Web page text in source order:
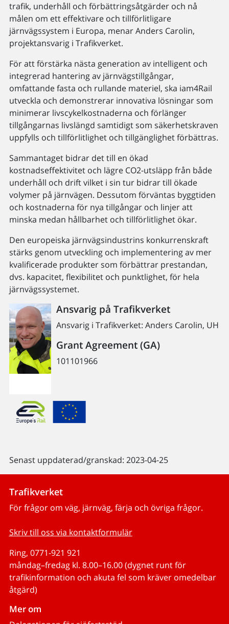
trafik, underhåll och förbättringsåtgärder och nå
målen om ett effektivare och tillförlitligare
järnvägssystem i Europa, menar Anders Carolin,
projektansvarig i Trafikverket.
För att förstärka nästa generation av intelligent och
integrerad hantering av järnvägstillgångar,
omfattande fasta och rullande materiel, ska iam4Rail
utveckla och demonstrerar innovativa lösningar som
minimerar livscykelkostnaderna och förlänger
tillgångarnas livslängd samtidigt som säkerhetskraven
uppfylls och tillförlitlighet och tillgänglighet förbättras.
Sammantaget bidrar det till en ökad
kostnadseffektivitet och lägre CO2-utsläpp från både
underhåll och drift vilket i sin tur bidrar till ökade
volymer på järnvägen. Dessutom förväntas byggtiden
och kostnaderna för nya tillgångar och linjer att
minska medan hållbarhet och tillförlitlighet ökar.
Den europeiska järnvägsindustrins konkurrenskraft
stärks genom utveckling och implementering av mer
kvalificerade produkter som förbättrar prestandan,
dvs. kapacitet, flexibilitet och punktlighet, för hela
järnvägssystemet.
Ansvarig på Trafikverket
Ansvarig i Trafikverket: Anders Carolin, UH
Grant Agreement (GA)
101101966
Senast uppdaterad/granskad: 2023-04-25
Trafikverket
För frågor om väg, järnväg, färja och övriga frågor.
Skriv till oss via kontaktformulär
Ring, 0771-921 921
måndag–fredag kl. 8.00–16.00 (dygnet runt för
trafikinformation och akuta fel som kräver omedelbar
åtgärd)
Mer om